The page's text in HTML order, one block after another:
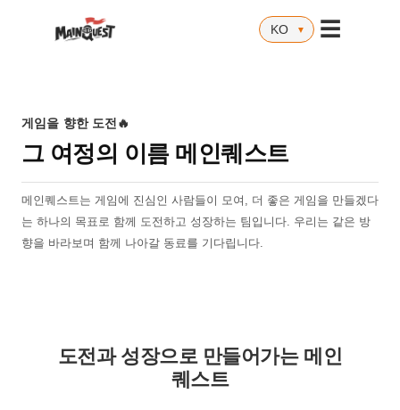
☰
게임을 향한 도전🔥
그 여정의 이름 메인퀘스트
메인퀘스트는 게임에 진심인 사람들이 모여, 더 좋은 게임을 만들겠다
는 하나의 목표로 함께 도전하고 성장하는 팀입니다. 우리는 같은 방
향을 바라보며 함께 나아갈 동료를 기다립니다.
도전과 성장으로 만들어가는 메인
퀘스트